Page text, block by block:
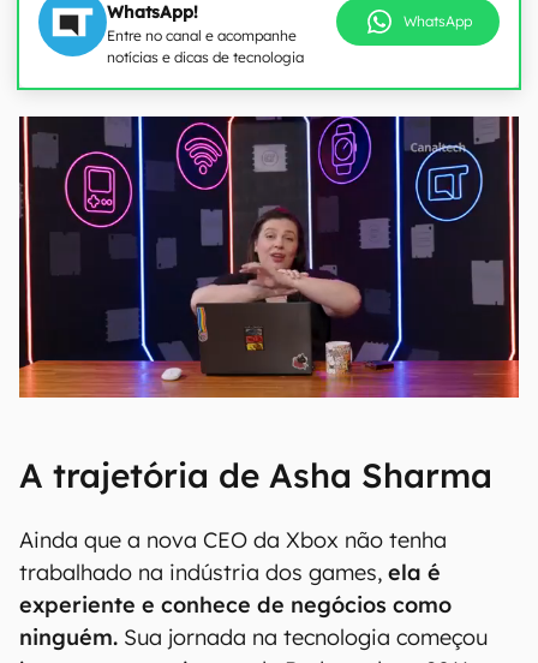
WhatsApp!
Entre no canal e acompanhe
notícias e dicas de tecnologia
WhatsApp
A trajetória de Asha Sharma
Ainda que a nova CEO da Xbox não tenha
trabalhado na indústria dos games, ela é
experiente e conhece de negócios como
ninguém. Sua jornada na tecnologia começou